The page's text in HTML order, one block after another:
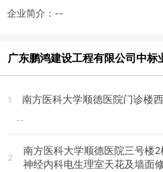
企业简介：--
广东鹏鸿建设工程有限公司中标
1 南方医科大学顺德医院门诊楼
--
2
南方医科大学顺德医院三号楼
神经内科电生理室天花及墙面